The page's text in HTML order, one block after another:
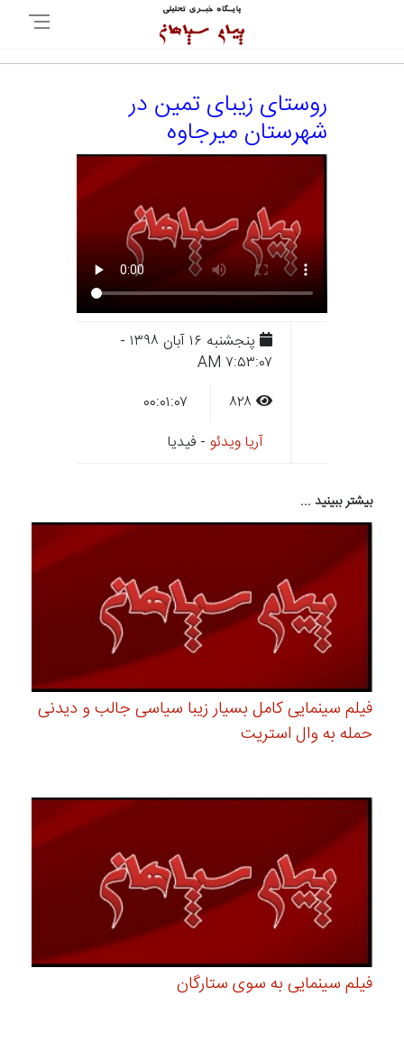
روستای زیبای تمین در
شهرستان میرجاوه
پنجشنبه ۱۶ آبان ۱۳۹۸ -
۷:۵۳:۰۷ AM
آریا ویدئو - فیدیا
بیشتر ببینید ...
فیلم سینمایی کامل بسیار زیبا سیاسی جالب و دیدنی
حمله به وال استریت
فیلم سینمایی به سوی ستارگان